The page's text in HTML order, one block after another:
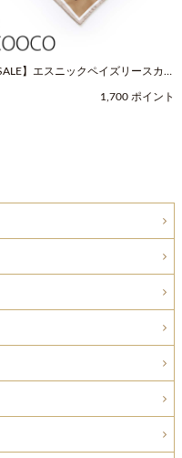
】エスニックペイズリースカー
1,700 ポイント